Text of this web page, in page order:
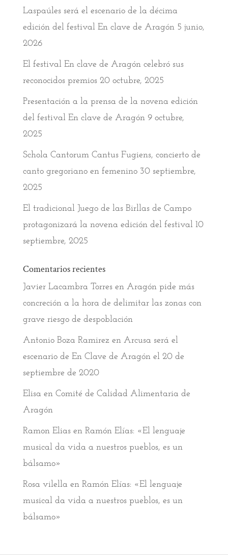
Laspaúles será el escenario de la décima
edición del festival En clave de Aragón 5 junio,
2026
El festival En clave de Aragón celebró sus
reconocidos premios 20 octubre, 2025
Presentación a la prensa de la novena edición
del festival En clave de Aragón 9 octubre,
2025
Schola Cantorum Cantus Fugiens, concierto de
canto gregoriano en femenino 30 septiembre,
2025
El tradicional Juego de las Birllas de Campo
protagonizará la novena edición del festival 10
septiembre, 2025
Comentarios recientes
Javier Lacambra Torresen Aragón pide más
concreción a la hora de delimitar las zonas con
grave riesgo de despoblación
Antonio Boza Ramirez en Arcusa será el
escenario de En Clave de Aragón el 20 de
septiembre de 2020
Elisa en Comité de Calidad Alimentaria de
Aragón
Ramon Eliasen Ramón Elías: «El lenguaje
musical da vida a nuestros pueblos, es un
bálsamo»
Rosa vilella en Ramón Elías: «El lenguaje
musical da vida a nuestros pueblos, es un
bálsamo»